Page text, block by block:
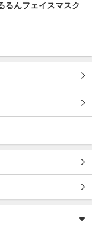
るんフェイスマスク